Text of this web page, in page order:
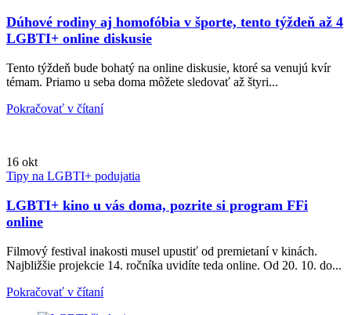
Dúhové rodiny aj homofóbia v športe, tento týždeň až 4
LGBTI+ online diskusie
Tento týždeň bude bohatý na online diskusie, ktoré sa venujú kvír
témam. Priamo u seba doma môžete sledovať až štyri...
Pokračovať v čítaní
16 okt
Tipy na LGBTI+ podujatia
LGBTI+ kino u vás doma, pozrite si program FFi
online
Filmový festival inakosti musel upustiť od premietaní v kinách.
Najbližšie projekcie 14. ročníka uvidíte teda online. Od 20. 10. do...
Pokračovať v čítaní